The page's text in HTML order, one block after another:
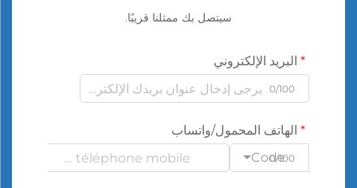
سيتصل بك ممثلنا قريبًا.
البريد الإلكتروني
0/100
الهاتف المحمول/واتساب
Code
0/100